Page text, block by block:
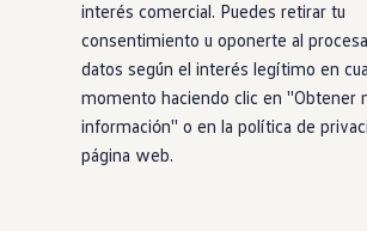
interés comercial. Puedes retirar tu
consentimiento u oponerte al
datos según el interés legítimo en
momento haciendo clic en ''Obtener
información'' o en la política de
página web.
Aceite y líquidos
Customized-Solution portal
myVolkswagen
Cita taller
Conectividad
California App
Volkswagen Connect Shop
Mundo Camper
Nueva Caddy